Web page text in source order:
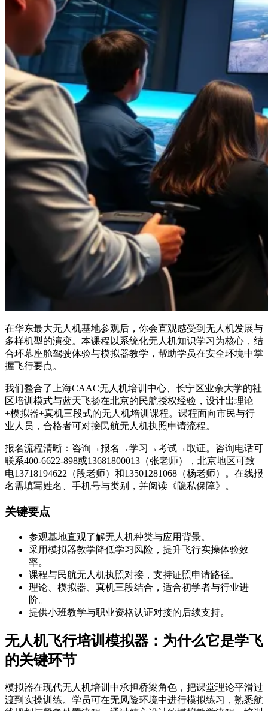
在华东最大无人机基地参观后，你会直观感受到无人机发展与
多样机型的演变。本课程以系统化无人机知识学习为核心，结
合环幕座舱驾驶体验与模拟器教学，帮助学员在安全环境中掌
握飞行要点。
我们整合了上海CAAC无人机培训中心、长宁区业余大学的社
区培训模式与蓝天飞扬在北京的民航授权经验，设计出理论
+模拟器+真机三段式的无人机培训课程。课程面向市民与行
业人员，合格者可对接民航无人机执照申请流程。
报名流程清晰：咨询→报名→学习→考试→取证。咨询电话可
联系400-6622-898或13681800013（张老师），北京地区可致
电13718194622（段老师）和13501281068（杨老师）。在线报
名需填写姓名、手机号与类别，并阅读《隐私保障》。
关键要点
参观基地直观了解无人机种类与应用背景。
采用模拟器教学降低学习风险，提升飞行实操体验效
率。
课程与民航无人机执照对接，支持证照申请路径。
理论、模拟器、真机三段结合，适合初学者与行业进
阶。
提供小班教学与职业资格认证对接的后续支持。
无人机飞行培训模拟器：为什么它是学飞
的关键环节
模拟器在现代无人机培训中承担桥梁角色，把课堂理论平滑过
渡到实操训练。学员可在无风险环境中进行模拟练习，熟悉航